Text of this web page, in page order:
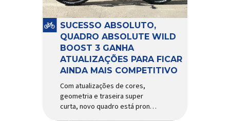
SUCESSO ABSOLUTO,
QUADRO ABSOLUTE WILD
BOOST 3 GANHA
ATUALIZAÇÕES PARA FICAR
AINDA MAIS COMPETITIVO
Com atualizações de cores,
geometria e traseira super
curta, novo quadro está pronto